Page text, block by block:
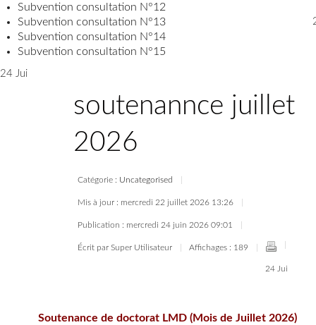
Subvention consultation N°12
Subvention consultation N°13
Subvention consultation N°14
Subvention consultation N°15
24 Jui
soutenannce juillet
2026
Catégorie : Uncategorised
Mis à jour : mercredi 22 juillet 2026 13:26
Publication : mercredi 24 juin 2026 09:01
Écrit par Super Utilisateur Affichages : 189
24 Jui
Soutenance de doctorat LMD (Mois de Juillet 2026)